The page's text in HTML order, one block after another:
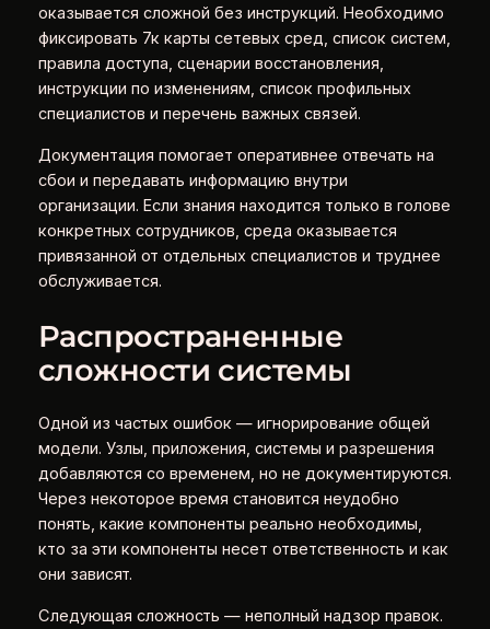
оказывается сложной без инструкций. Необходимо
фиксировать 7к карты сетевых сред, список систем,
правила доступа, сценарии восстановления,
инструкции по изменениям, список профильных
специалистов и перечень важных связей.
Документация помогает оперативнее отвечать на
сбои и передавать информацию внутри
организации. Если знания находится только в голове
конкретных сотрудников, среда оказывается
привязанной от отдельных специалистов и труднее
обслуживается.
Распространенные
сложности системы
Одной из частых ошибок — игнорирование общей
модели. Узлы, приложения, системы и разрешения
добавляются со временем, но не документируются.
Через некоторое время становится неудобно
понять, какие компоненты реально необходимы,
кто за эти компоненты несет ответственность и как
они зависят.
Следующая сложность — неполный надзор правок.